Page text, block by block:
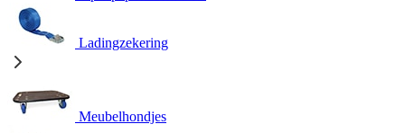
Ladingzekering
Meubelhondjes